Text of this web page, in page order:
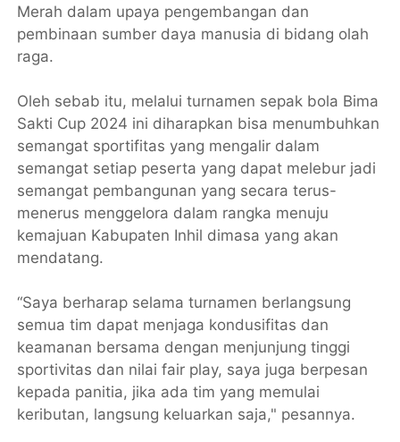
Merah dalam upaya pengembangan dan
pembinaan sumber daya manusia di bidang olah
raga.
Oleh sebab itu, melalui turnamen sepak bola Bima
Sakti Cup 2024 ini diharapkan bisa menumbuhkan
semangat sportifitas yang mengalir dalam
semangat setiap peserta yang dapat melebur jadi
semangat pembangunan yang secara terus-
menerus menggelora dalam rangka menuju
kemajuan Kabupaten Inhil dimasa yang akan
mendatang.
“Saya berharap selama turnamen berlangsung
semua tim dapat menjaga kondusifitas dan
keamanan bersama dengan menjunjung tinggi
sportivitas dan nilai fair play, saya juga berpesan
kepada panitia, jika ada tim yang memulai
keributan, langsung keluarkan saja," pesannya.